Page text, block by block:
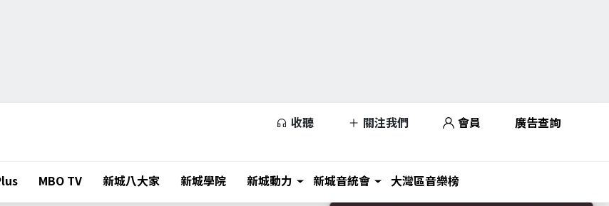
收聽 關注我們 會員 廣告查詢
MBO TV 新城八大家 新城學院 新城動力 新城音統會 大灣區音樂榜